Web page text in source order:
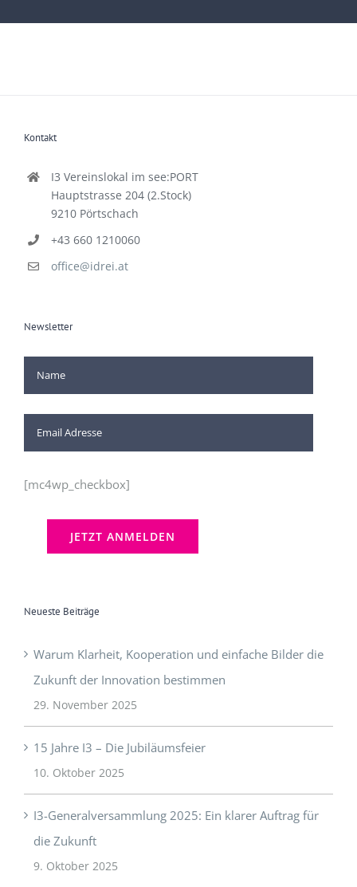
Kontakt
I3 Vereinslokal im see:PORT
Hauptstrasse 204 (2.Stock)
9210 Pörtschach
+43 660 1210060
office@idrei.at
Newsletter
[mc4wp_checkbox]
Neueste Beiträge
Warum Klarheit, Kooperation und einfache Bilder die
Zukunft der Innovation bestimmen
29. November 2025
15 Jahre I3 – Die Jubiläumsfeier
10. Oktober 2025
I3-Generalversammlung 2025: Ein klarer Auftrag für
die Zukunft
9. Oktober 2025